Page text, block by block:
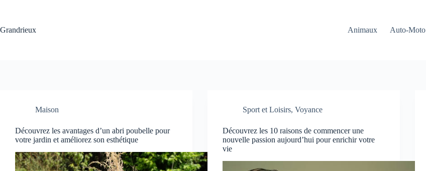
Grandrieux
Animaux Auto-Moto
Maison
Découvrez les avantages d’un abri poubelle pour
votre jardin et améliorez son esthétique
Sport et Loisirs,Voyance
Découvrez les 10 raisons de commencer une
nouvelle passion aujourd’hui pour enrichir votre
vie